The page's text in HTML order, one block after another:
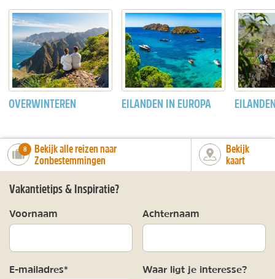
OVERWINTEREN EILANDEN IN EUROPA
number_of_trips:
8
Bekijk alle reizen naar
Zonbestemmingen
Bekijk
kaart
Vakantietips & Inspiratie?
Voornaam Achternaam
E-mailadres* Waar ligt je interesse?